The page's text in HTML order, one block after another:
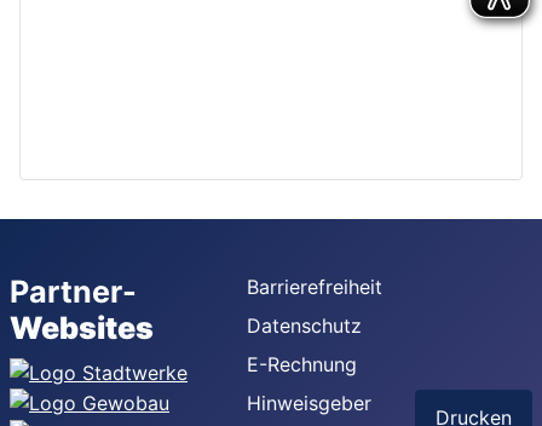
Partner-
Websites
Barrierefreiheit
Datenschutz
E-Rechnung
Hinweisgeber
Drucken